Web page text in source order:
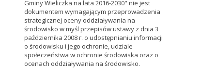
Gminy Wieliczka na lata 2016-2030" nie jest
dokumentem wymagającym przeprowadzenia
strategicznej oceny oddziaływania na
środowisko w myśl przepisów ustawy z dnia 3
października 2008 г. о udostępnianiu informacji
o środowisku i jego ochronie, udziale
społeczeństwa w ochronie środowiska oraz o
ocenach oddziaływania na środowisko.